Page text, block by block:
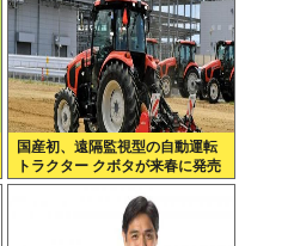
国産初、遠隔監視型の自動運転
トラクター クボタが来春に発売